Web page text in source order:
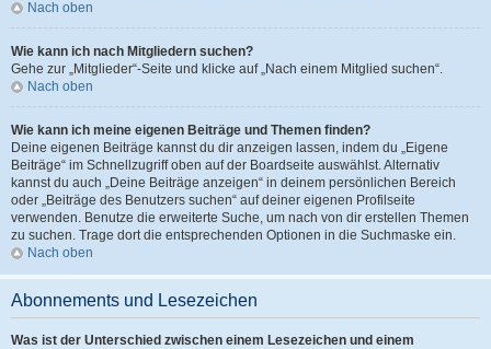
Nach oben
Wie kann ich nach Mitgliedern suchen?
Gehe zur „Mitglieder“-Seite und klicke auf „Nach einem Mitglied suchen“.
Nach oben
Wie kann ich meine eigenen Beiträge und Themen finden?
Deine eigenen Beiträge kannst du dir anzeigen lassen, indem du „Eigene
Beiträge“ im Schnellzugriff oben auf der Boardseite auswählst. Alternativ
kannst du auch „Deine Beiträge anzeigen“ in deinem persönlichen Bereich
oder „Beiträge des Benutzers suchen“ auf deiner eigenen Profilseite
verwenden. Benutze die erweiterte Suche, um nach von dir erstellen Themen
zu suchen. Trage dort die entsprechenden Optionen in die Suchmaske ein.
Nach oben
Abonnements und Lesezeichen
Was ist der Unterschied zwischen einem Lesezeichen und einem